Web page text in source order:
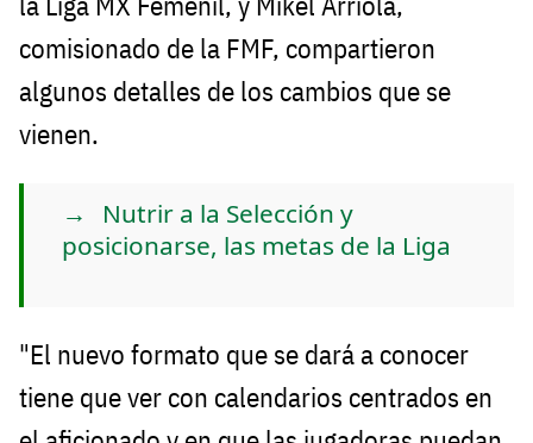
comisionado de la FMF, compartieron
algunos detalles de los cambios que se
vienen.
Nutrir a la Selección y
posicionarse, las metas de la Liga
"El nuevo formato que se dará a conocer
tiene que ver con calendarios centrados en